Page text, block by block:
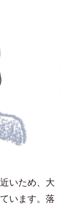
いため、大
います。落